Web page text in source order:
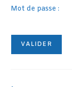
Mot de passe :